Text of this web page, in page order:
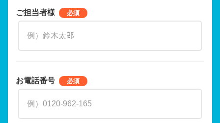
ご担当者様
お電話番号